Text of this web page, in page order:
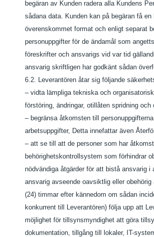
begäran av Kunden radera alla Kundens
sådana data. Kunden kan på begäran få
överenskommet format och enligt separat
personuppgifter för de ändamål som
föreskrifter och ansvarigs vid var tid
ansvarig skriftligen har godkänt sådan
6.2. Leverantören åtar sig följande
– vidta lämpliga tekniska och
förstöring, ändringar, otillåten spridning och
– begränsa åtkomsten till
arbetsuppgifter, Detta innefattar även
– att se till att de personer som har
behörighetskontrollsystem som förhindrar
nödvändiga åtgärder för att bistå ansvarig
ansvarig avseende oavsiktlig eller
(24) timmar efter kännedom om sådan
konkurrent till Leverantören) följa upp att
möjlighet för tillsynsmyndighet att göra
dokumentation, tillgång till lokaler, IT-